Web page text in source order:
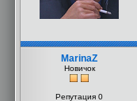
MarinaZ
Новичок
Репутация 0